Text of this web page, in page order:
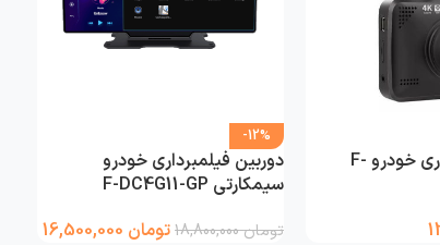
دوربین فیلمبرداری خودرو F-
-12%
دوربین فیلمبرداری خودرو
سیمکارتی F-DC4G11-GP
تومان18,800,000 تومان